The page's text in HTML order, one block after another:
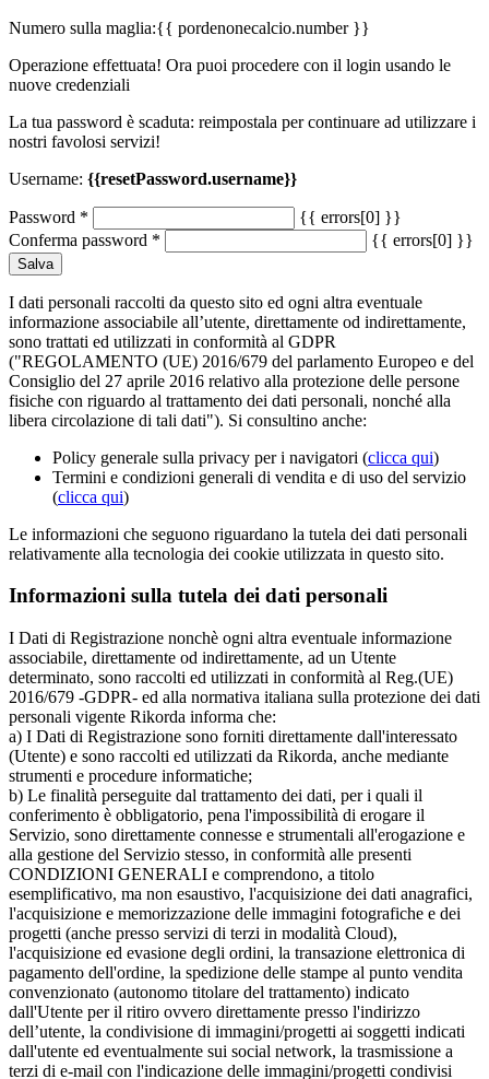
Numero sulla maglia:{{ pordenonecalcio.number }}
Operazione effettuata! Ora puoi procedere con il login usando le
nuove credenziali
La tua password è scaduta: reimpostala per continuare ad utilizzare i
nostri favolosi servizi!
Username: {{resetPassword.username}}
Password *
{{ errors[0] }}
Conferma password * {{ errors[0] }}
Salva
I dati personali raccolti da questo sito ed ogni altra eventuale
informazione associabile all’utente, direttamente od indirettamente,
sono trattati ed utilizzati in conformità al GDPR
("REGOLAMENTO (UE) 2016/679 del parlamento Europeo e del
Consiglio del 27 aprile 2016 relativo alla protezione delle persone
fisiche con riguardo al trattamento dei dati personali, nonché alla
libera circolazione di tali dati"). Si consultino anche:
Policy generale sulla privacy per i navigatori (clicca qui)
Termini e condizioni generali di vendita e di uso del servizio
(clicca qui)
Le informazioni che seguono riguardano la tutela dei dati personali
relativamente alla tecnologia dei cookie utilizzata in questo sito.
Informazioni sulla tutela dei dati personali
I Dati di Registrazione nonchè ogni altra eventuale informazione
associabile, direttamente od indirettamente, ad un Utente
determinato, sono raccolti ed utilizzati in conformità al Reg.(UE)
2016/679 -GDPR- ed alla normativa italiana sulla protezione dei dati
personali vigente Rikorda informa che:
a) I Dati di Registrazione sono forniti direttamente dall'interessato
(Utente) e sono raccolti ed utilizzati da Rikorda, anche mediante
strumenti e procedure informatiche;
b) Le finalità perseguite dal trattamento dei dati, per i quali il
conferimento è obbligatorio, pena l'impossibilità di erogare il
Servizio, sono direttamente connesse e strumentali all'erogazione e
alla gestione del Servizio stesso, in conformità alle presenti
CONDIZIONI GENERALI e comprendono, a titolo
esemplificativo, ma non esaustivo, l'acquisizione dei dati anagrafici,
l'acquisizione e memorizzazione delle immagini fotografiche e dei
progetti (anche presso servizi di terzi in modalità Cloud),
l'acquisizione ed evasione degli ordini, la transazione elettronica di
pagamento dell'ordine, la spedizione delle stampe al punto vendita
convenzionato (autonomo titolare del trattamento) indicato
dall'Utente per il ritiro ovvero direttamente presso l'indirizzo
dell’utente, la condivisione di immagini/progetti ai soggetti indicati
dall'utente ed eventualmente sui social network, la trasmissione a
terzi di e-mail con l'indicazione delle immagini/progetti condivisi